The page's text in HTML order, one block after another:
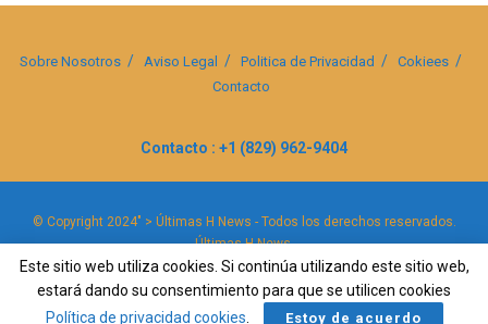
Sobre Nosotros Aviso Legal Politica de Privacidad
Cokiees
Contacto
Contacto : +1 (829) 962-9404
© Copyright 2024" > Últimas H News - Todos los derechos reservados.
Últimas H News.
Este sitio web utiliza cookies. Si continúa utilizando este sitio web,
estará dando su consentimiento para que se utilicen cookies
Política de privacidad cookies
Estoy de acuerdo